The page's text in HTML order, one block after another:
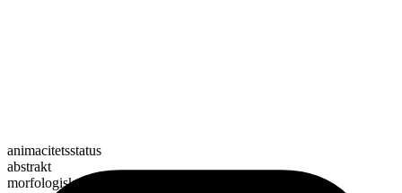
animacitetsstatus
abstrakt
morfologisk sammansättning